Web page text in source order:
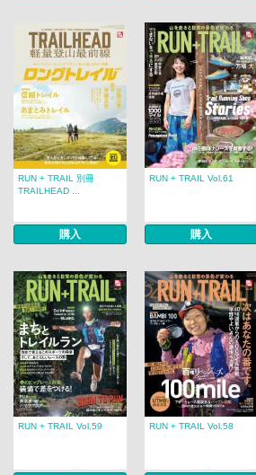
RUN + TRAIL 別冊
TRAILHEAD ...
購入
RUN + TRAIL Vol.61
購入
RUN + TRAIL Vol.59 RUN + TRAIL Vol.58